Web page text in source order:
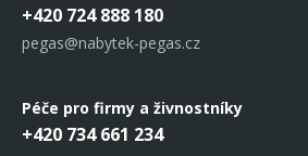
+420 724 888 180
pegas@nabytek-pegas.cz
Péče pro firmy a živnostníky
+420 734 661 234